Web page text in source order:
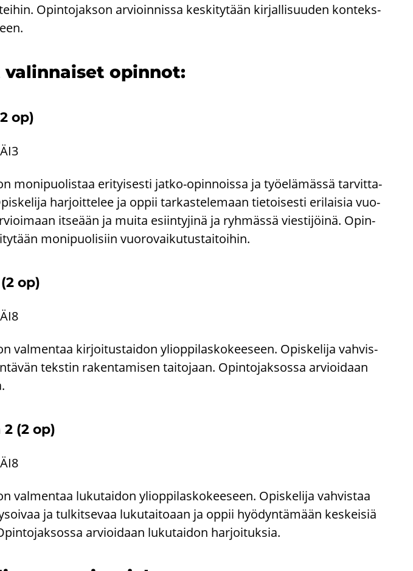
Opin­to­jak­son ar­vioin­nis­sa kes­ki­ty­tään kir­jal­li­suu­den kon­teks­
opin­not:
op)
mo­ni­puo­lis­taa eri­tyi­ses­ti jatko-​opinnoissa ja työ­elä­mäs­sä tar­vit­ta­
har­joit­te­lee ja oppii tar­kas­te­le­maan tie­toi­ses­ti eri­lai­sia vuo­
it­se­ään ja muita esiin­ty­ji­nä ja ryh­mäs­sä vies­ti­jöi­nä. Opin­
mo­ni­puo­li­siin vuo­ro­vai­ku­tus­tai­toi­hin.
op)
val­men­taa kir­joi­tus­tai­don yli­op­pi­las­ko­kee­seen. Opis­ke­li­ja vah­vis­
teks­tin ra­ken­ta­mi­sen tai­to­jaan. Opin­to­jak­sos­sa ar­vioi­daan
(2 op)
val­men­taa lu­ku­tai­don yli­op­pi­las­ko­kee­seen. Opis­ke­li­ja vah­vis­taa
ja tul­kit­se­vaa lu­ku­tai­to­aan ja oppii hyö­dyn­tä­mään kes­kei­siä
ar­vioi­daan lu­ku­tai­don har­joi­tuk­sia.